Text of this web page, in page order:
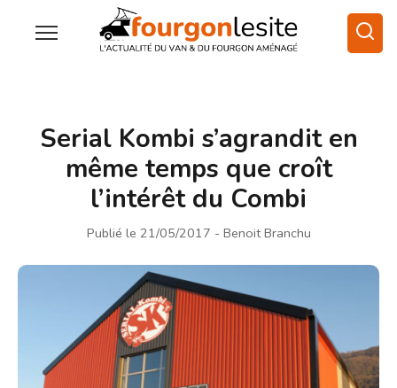
Serial Kombi s’agrandit en
même temps que croît
l’intérêt du Combi
Publié le 21/05/2017 - Benoit Branchu